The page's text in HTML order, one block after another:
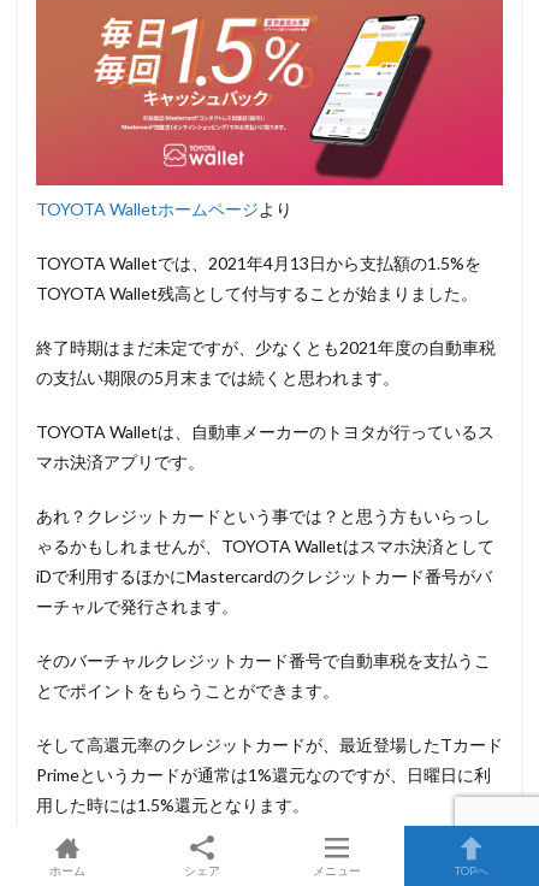
TOYOTA Walletホームページより
TOYOTA Walletでは、2021年4月13日から支払額の1.5%を
TOYOTA Wallet残高として付与することが始まりました。
終了時期はまだ未定ですが、少なくとも2021年度の自動車税
の支払い期限の5月末までは続くと思われます。
TOYOTA Walletは、自動車メーカーのトヨタが行っているス
マホ決済アプリです。
あれ？クレジットカードという事では？と思う方もいらっし
ゃるかもしれませんが、TOYOTA Walletはスマホ決済として
iDで利用するほかにMastercardのクレジットカード番号がバ
ーチャルで発行されます。
そのバーチャルクレジットカード番号で自動車税を支払うこ
とでポイントをもらうことができます。
そして高還元率のクレジットカードが、最近登場したTカード
Primeというカードが通常は1%還元なのですが、日曜日に利
用した時には1.5%還元となります。
ホーム シェア メニュー TOPへ